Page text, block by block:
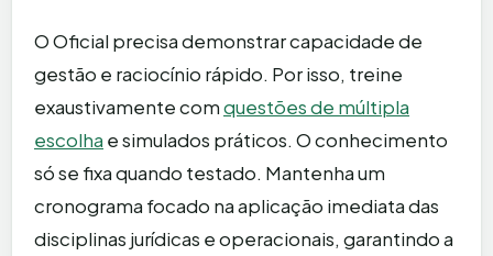
O Oficial precisa demonstrar capacidade de
gestão e raciocínio rápido. Por isso, treine
exaustivamente comquestões de múltipla
escolha e simulados práticos. O conhecimento
só se fixa quando testado. Mantenha um
cronograma focado na aplicação imediata das
disciplinas jurídicas e operacionais, garantindo a